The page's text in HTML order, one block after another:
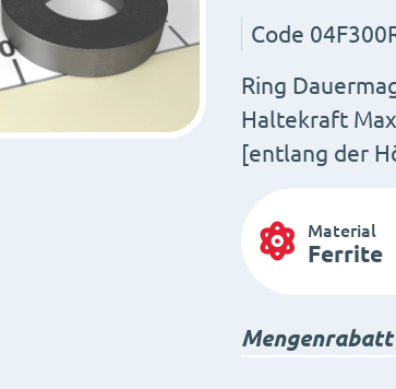
Code
Ring
Haltekraft
[entlang der
Material
Ferrite
Mengenrabatt